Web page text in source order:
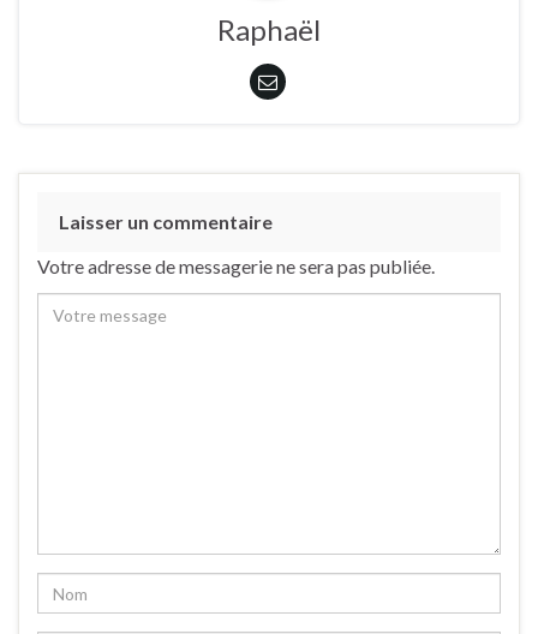
Raphaël
Laisser un commentaire
Votre adresse de messagerie ne sera pas publiée.